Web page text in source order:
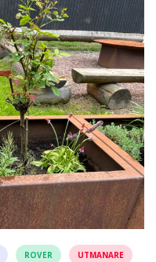
ROVER UTMANARE